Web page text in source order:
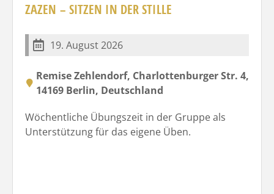
ZAZEN – SITZEN IN DER STILLE
19. August 2026
Remise Zehlendorf, Charlottenburger Str. 4,
14169 Berlin, Deutschland
Wöchentliche Übungszeit in der Gruppe als
Unterstützung für das eigene Üben.